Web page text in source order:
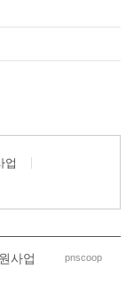
업
사업
pnscoop